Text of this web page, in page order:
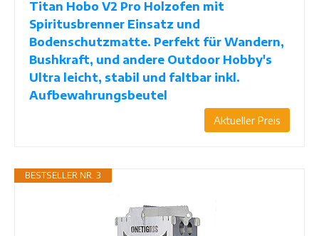
Titan Hobo V2 Pro Holzofen mit
Spiritusbrenner Einsatz und
Bodenschutzmatte. Perfekt für Wandern,
Bushkraft, und andere Outdoor Hobby's
Ultra leicht, stabil und faltbar inkl.
Aufbewahrungsbeutel
Aktueller Preis
BESTSELLER NR. 3